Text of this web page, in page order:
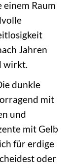
einem Raum
Jahren
wirkt.
dunkle
mit
und
mit Gelb
für erdige
oder